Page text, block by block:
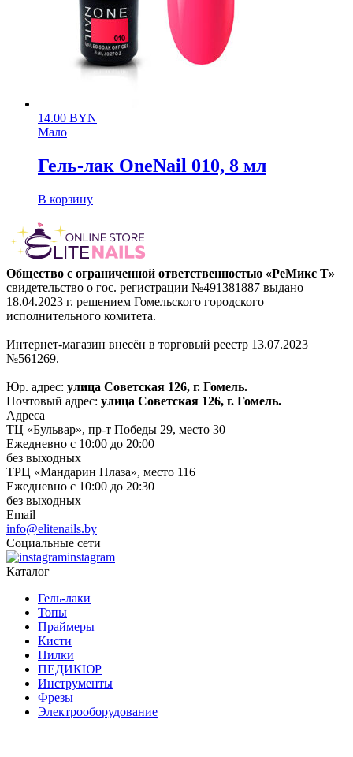
14.00 BYN
Мало
Гель-лак OneNail 010, 8 мл
В корзину
Общество с ограниченной ответственностью «РеМикс Т»
свидетельство о гос. регистрации №491381887 выдано
18.04.2023 г. решением Гомельского городского
исполнительного комитета.
Интернет-магазин внесён в торговый реестр 13.07.2023
№561269.
Юр. адрес: улица Советская 126, г. Гомель.
Почтовый адрес: улица Советская 126, г. Гомель.
Адреса
ТЦ «Бульвар», пр-т Победы 29, место 30
Ежедневно с 10:00 до 20:00
без выходных
ТРЦ «Мандарин Плаза», место 116
Ежедневно с 10:00 до 20:30
без выходных
Email
info@elitenails.by
Социальные сети
instagram
Каталог
Гель-лаки
Топы
Праймеры
Кисти
Пилки
ПЕДИКЮР
Инструменты
Фрезы
Электрооборудование